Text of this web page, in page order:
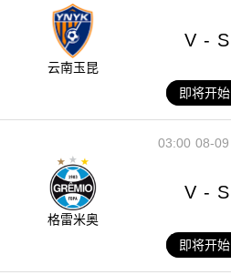
云南玉昆
V - S
即将开始
08-09
03:00
格雷米奥
V - S
即将开始